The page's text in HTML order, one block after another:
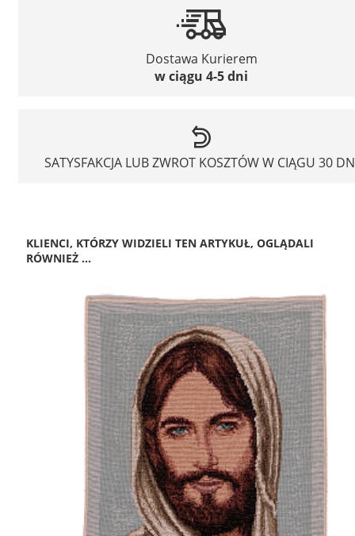
Dostawa Kurierem
w ciągu 4-5 dni
SATYSFAKCJA LUB ZWROT KOSZTÓW W CIĄGU 30
KLIENCI, KTÓRZY WIDZIELI TEN ARTYKUŁ, OGLĄDALI
RÓWNIEŻ ...